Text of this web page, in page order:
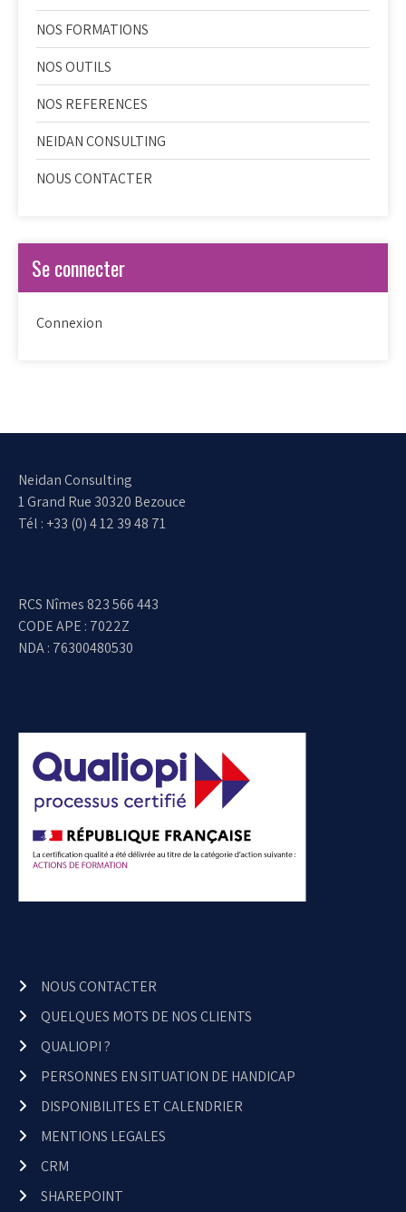
NOS FORMATIONS
NOS OUTILS
NOS REFERENCES
NEIDAN CONSULTING
NOUS CONTACTER
Se connecter
Connexion
Neidan Consulting
1 Grand Rue 30320 Bezouce
Tél : +33 (0) 4 12 39 48 71
RCS Nîmes 823 566 443
CODE APE : 7022Z
NDA : 76300480530
NOUS CONTACTER
QUELQUES MOTS DE NOS CLIENTS
QUALIOPI ?
PERSONNES EN SITUATION DE HANDICAP
DISPONIBILITES ET CALENDRIER
MENTIONS LEGALES
CRM
SHAREPOINT